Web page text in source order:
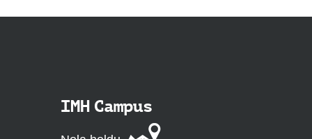
IMH Campus